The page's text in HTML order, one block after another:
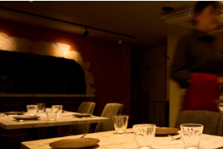
「港町のイタリアン モンテロッ
が実際に卸市場に足を運び、自ら
れるというこだわりも。
直接仕入れることで鮮度抜群の魚
を使用せず、最高の料理を提供し
自社の強みを活かし、リーズナ
お客様にお届けすることに力を入